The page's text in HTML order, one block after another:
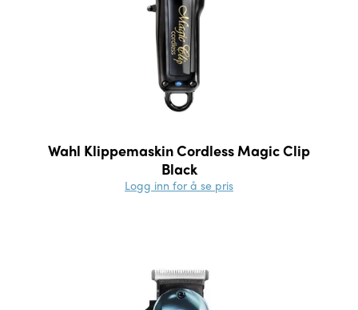
Wahl Klippemaskin Cordless Magic Clip
Black
Logg inn for å se pris